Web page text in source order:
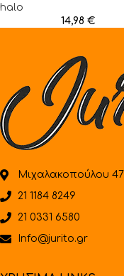
halo
14,98 €
Μιχαλακοπούλου
21 1184 8249
21 0331 6580
Info@jurito.gr